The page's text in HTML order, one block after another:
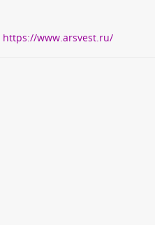
https://www.arsvest.ru/